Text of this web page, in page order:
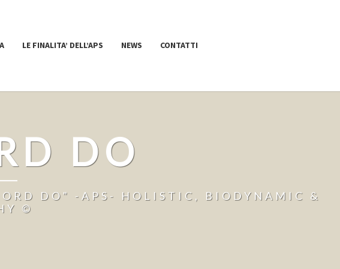
LE FINALITA’ DELL’APS NEWS CONTATTI
DO
DO" -APS- HOLISTIC, BIODYNAMIC &
©